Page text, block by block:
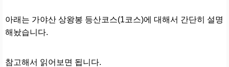
아래는 가야산 상왕봉 등산코스(1코스)에 대해서 간단히 설명
해놨습니다.
참고해서 읽어보면 됩니다.